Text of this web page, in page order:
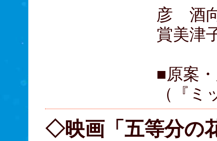
彦 酒
賞美津
■原案
（『
◇映画「五等分の